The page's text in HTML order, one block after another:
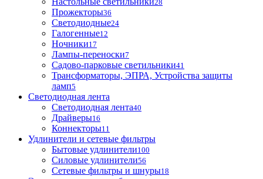
28
Прожекторы36
Светодиодные24
Галогенные12
Ночники17
Лампы-переноски7
Садово-парковые светильники41
Трансформаторы, ЭПРА, Устройства защиты
ламп5
Светодиодная лента
Светодиодная лента40
Драйверы16
Коннекторы11
Удлинители и сетевые фильтры
Бытовые удлинители100
Силовые удлинители56
Сетевые фильтры и шнуры18